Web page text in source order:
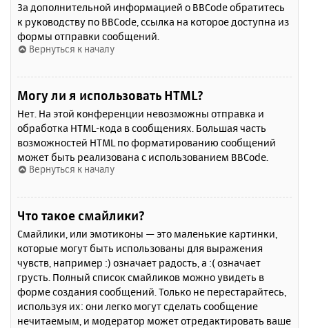
За дополнительной информацией о BBCode обратитесь
к руководству по BBCode, ссылка на которое доступна из
формы отправки сообщений.
Вернуться к началу
Могу ли я использовать HTML?
Нет. На этой конференции невозможны отправка и
обработка HTML-кода в сообщениях. Большая часть
возможностей HTML по форматированию сообщений
может быть реализована с использованием BBCode.
Вернуться к началу
Что такое смайлики?
Смайлики, или эмотиконы — это маленькие картинки,
которые могут быть использованы для выражения
чувств, например :) означает радость, а :( означает
грусть. Полный список смайликов можно увидеть в
форме создания сообщений. Только не перестарайтесь,
используя их: они легко могут сделать сообщение
нечитаемым, и модератор может отредактировать ваше